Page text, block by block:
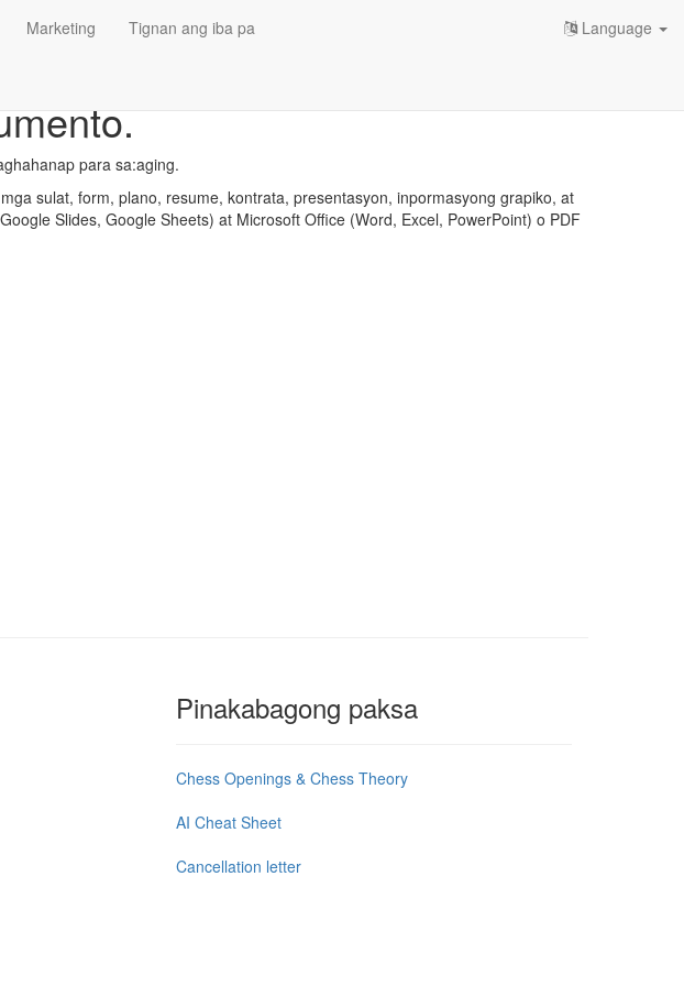
Marketing Tignan ang iba pa Language
para sa:aging.
sulat, form, plano, resume, kontrata, presentasyon, inpormasyong grapiko, at
Slides, Google Sheets) at Microsoft Office (Word, Excel, PowerPoint) o PDF
Pinakabagong paksa
Chess Openings & Chess Theory
AI Cheat Sheet
Cancellation letter